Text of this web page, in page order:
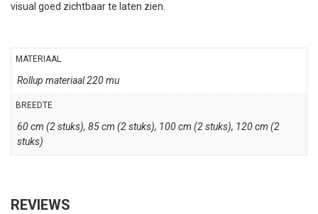
visual goed zichtbaar te laten zien.
MATERIAAL
Rollup materiaal 220 mu
BREEDTE
60 cm (2 stuks), 85 cm (2 stuks), 100 cm (2 stuks), 120 cm (2
stuks)
REVIEWS